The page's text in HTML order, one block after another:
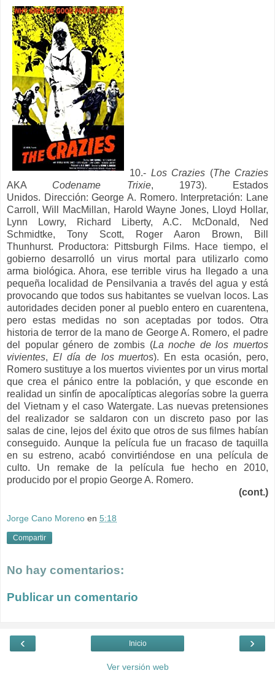
10.- Los Crazies (The Crazies
AKA Codename Trixie, 1973). Estados
Unidos. Dirección:George A. Romero. Interpretación: Lane
Carroll, Will MacMillan, Harold Wayne Jones, Lloyd Hollar,
Lynn Lowry, Richard Liberty, A.C. McDonald, Ned
Schmidtke, Tony Scott, Roger Aaron Brown, Bill
Thunhurst. Productora: Pittsburgh Films. Hace tiempo, el
gobierno desarrolló un virus mortal para utilizarlo como
arma biológica. Ahora, ese terrible virus ha llegado a una
pequeña localidad de Pensilvania a través del agua y está
provocando que todos sus habitantes se vuelvan locos. Las
autoridades deciden poner al pueblo entero en cuarentena,
pero estas medidas no son aceptadas por todos. Otra
historia de terror de la mano de George A. Romero, el padre
del popular género de zombis (La noche de los muertos
vivientes, El día de los muertos). En esta ocasión, pero,
Romero sustituye a los muertos vivientes por un virus mortal
que crea el pánico entre la población, y que esconde en
realidad un sinfín de apocalípticas alegorías sobre la guerra
del Vietnam y el caso Watergate. Las nuevas pretensiones
del realizador se saldaron con un discreto paso por las
salas de cine, lejos del éxito que otros de sus filmes habían
conseguido. Aunque la película fue un fracaso de taquilla
en su estreno, acabó convirtiéndose en una película de
culto. Un remake de la película fue hecho en 2010,
producido por el propio George A. Romero.
(cont.)
Jorge Cano Moreno en 5:18
Compartir
No hay comentarios:
Publicar un comentario
‹ ›
Inicio
Ver versión web